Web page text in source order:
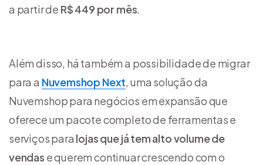
a partir de R$ 449 por mês.
Além disso, há também a possibilidade de migrar
para a Nuvemshop Next, uma solução da
Nuvemshop para negócios em expansão que
oferece um pacote completo de ferramentas e
serviços para lojas que já tem alto volume de
vendas e querem continuar crescendo com o